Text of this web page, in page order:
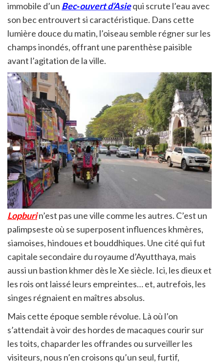
immobile d’un Bec‑ouvert d’Asiequi scrute l’eau avec
son bec entrouvert si caractéristique. Dans cette
lumière douce du matin, l’oiseau semble régner sur les
champs inondés, offrant une parenthèse paisible
avant l’agitation de la ville.
Lopburin’est pas une ville comme les autres. C’est un
palimpseste où se superposent influences khmères,
siamoises, hindoues et bouddhiques. Une cité qui fut
capitale secondaire du royaume d’Ayutthaya, mais
aussi un bastion khmer dès le Xe siècle. Ici, les dieux et
les rois ont laissé leurs empreintes… et, autrefois, les
singes régnaient en maîtres absolus.
Mais cette époque semble révolue. Là où l’on
s’attendait à voir des hordes de macaques courir sur
les toits, chaparder les offrandes ou surveiller les
visiteurs, nous n’en croisons qu’un seul, furtif,